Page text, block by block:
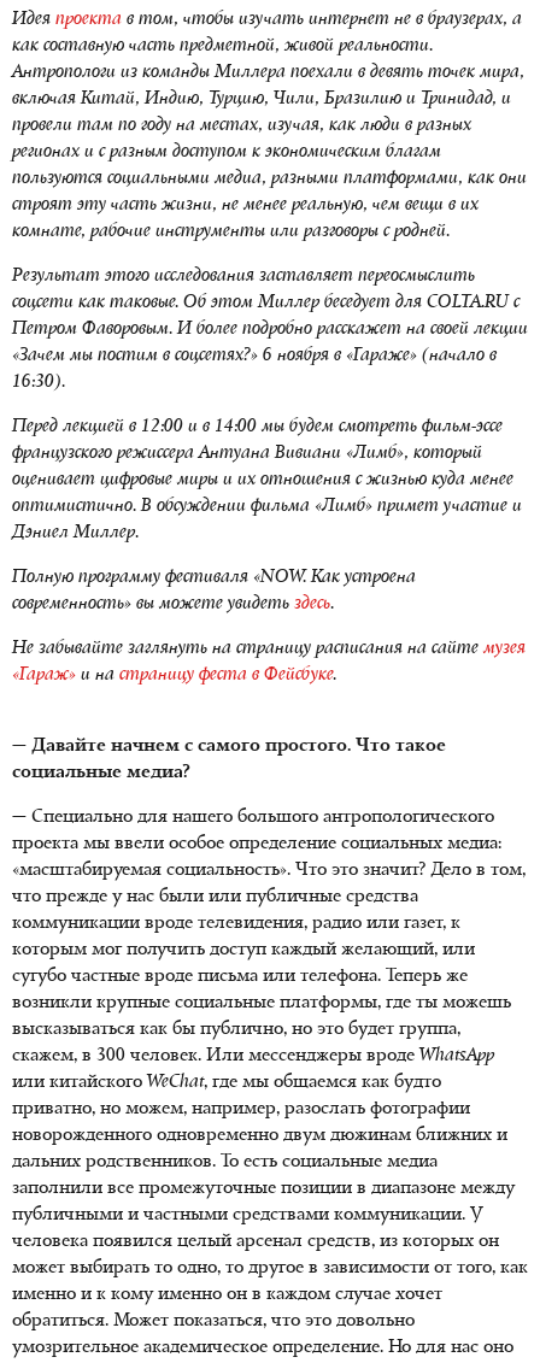
Идея проекта в том, чтобы изучать интернет не в браузерах, а
как составную часть предметной, живой реальности.
Антропологи из команды Миллера поехали в девять точек мира,
включая Китай, Индию, Турцию, Чили, Бразилию и Тринидад, и
провели там по году на местах, изучая, как люди в разных
регионах и с разным доступом к экономическим благам
пользуются социальными медиа, разными платформами, как они
строят эту часть жизни, не менее реальную, чем вещи в их
комнате, рабочие инструменты или разговоры с родней.
Результат этого исследования заставляет переосмыслить
соцсети как таковые. Об этом Миллер беседует для COLTA.RU с
Петром Фаворовым. И более подробно расскажет на своей лекции
«Зачем мы постим в соцсетях?» 6 ноября в «Гараже» (начало в
16:30).
Перед лекцией в 12:00 и в 14:00 мы будем смотреть фильм-эссе
французского режиссера Антуана Вивиани «Лимб», который
оценивает цифровые миры и их отношения с жизнью куда менее
оптимистично. В обсуждении фильма «Лимб» примет участие и
Дэниел Миллер.
Полную программу фестиваля «NOW. Как устроена
современность» вы можете увидеть здесь.
Не забывайте заглянуть на страницу расписания на сайтемузея
«Гараж» и на страницу феста в Фейсбуке.
— Давайте начнем с самого простого. Что такое
социальные медиа?
— Специально для нашего большого антропологического
проекта мы ввели особое определение социальных медиа:
«масштабируемая социальность». Что это значит? Дело в том,
что прежде у нас были или публичные средства
коммуникации вроде телевидения, радио или газет, к
которым мог получить доступ каждый желающий, или
сугубо частные вроде письма или телефона. Теперь же
возникли крупные социальные платформы, где ты можешь
высказываться как бы публично, но это будет группа,
скажем, в 300 человек. Или мессенджеры вроде WhatsApp
или китайского WeChat, где мы общаемся как будто
приватно, но можем, например, разослать фотографии
новорожденного одновременно двум дюжинам ближних и
дальних родственников. То есть социальные медиа
заполнили все промежуточные позиции в диапазоне между
публичными и частными средствами коммуникации. У
человека появился целый арсенал средств, из которых он
может выбирать то одно, то другое в зависимости от того, как
именно и к кому именно он в каждом случае хочет
обратиться. Может показаться, что это довольно
умозрительное академическое определение. Но для нас оно